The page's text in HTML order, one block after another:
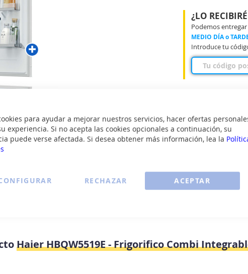
para ayudar a mejorar nuestros servicios, hacer ofertas
experiencia. Si no acepta las cookies opcionales a continuación, su
puede verse afectada. Si desea obtener más información, lea la
ACEPTAR
RECHAZAR
¿LO
Podemos
MEDIO DÍA o
Introduce tu
Conectividad:
Aplicación IoT:
Haier HBQW5519E - Frigorifico Combi